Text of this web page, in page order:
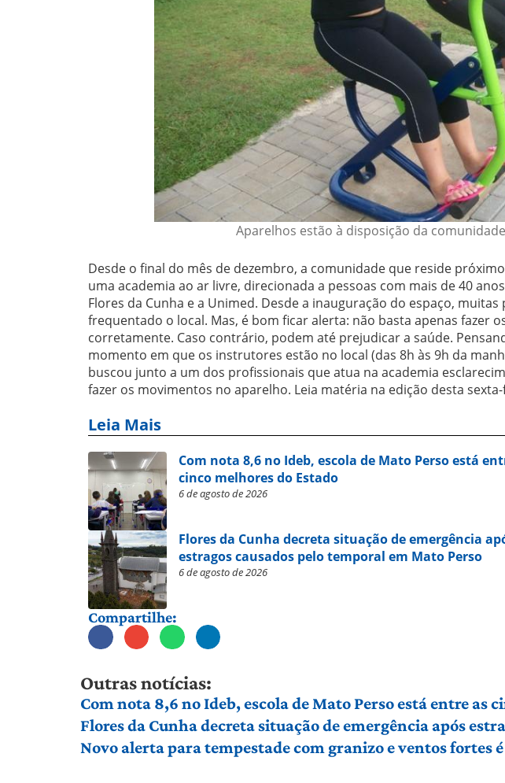
Aparelhos estão à disposição da
Desde o final do mês de dezembro, a comunidade que reside
uma academia ao ar livre, direcionada a pessoas com mais de 40
Flores da Cunha e a Unimed. Desde a inauguração do espaço,
frequentado o local. Mas, é bom ficar alerta: não basta apenas fazer
corretamente. Caso contrário, podem até prejudicar a saúde.
momento em que os instrutores estão no local (das 8h às 9h da
buscou junto a um dos profissionais que atua na academia
fazer os movimentos no aparelho. Leia matéria na edição desta
Leia Mais
Com nota 8,6 no Ideb, escola de Mato Perso está
cinco melhores do Estado
6 de agosto de 2026
Flores da Cunha decreta situação de emergência
estragos causados pelo temporal em Mato Perso
6 de agosto de 2026
Compartilhe:
Outras notícias:
Com nota 8,6 no Ideb, escola de Mato Perso está entre as
Flores da Cunha decreta situação de emergência após
Novo alerta para tempestade com granizo e ventos fortes